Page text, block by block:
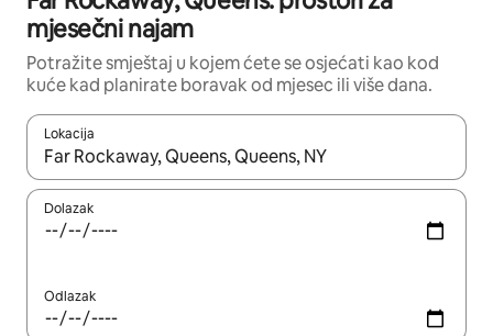
mjesečni najam
Potražite smještaj u kojem ćete se osjećati kao kod
kuće kad planirate boravak od mjesec ili više dana.
Lokacija
Kada budu dostupni rezultati, moći ćete ih pregledati
Dolazak
Odlazak